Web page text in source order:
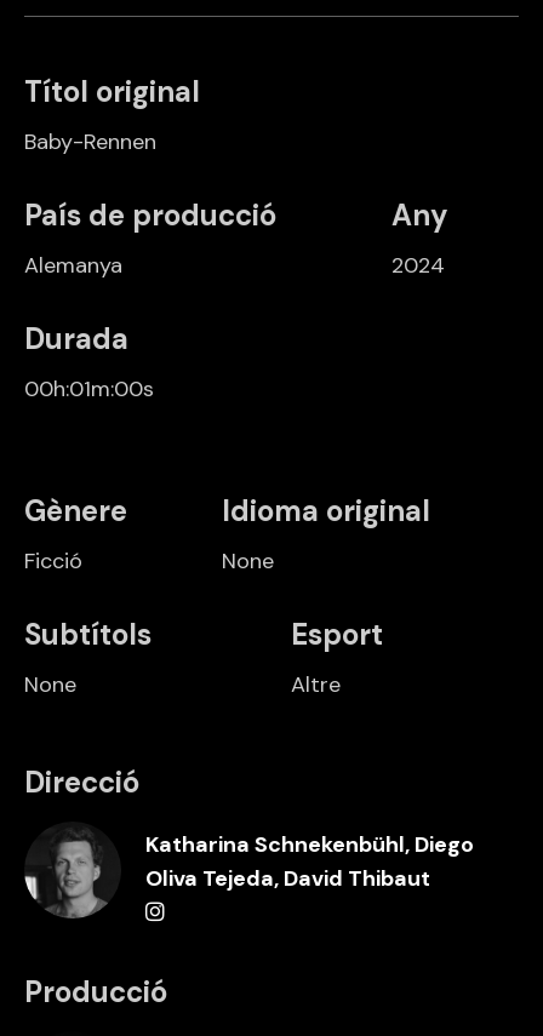
Títol original
Baby-Rennen
País de producció
Alemanya
Any
2024
Durada
00h:01m:00s
Gènere
Ficció
Idioma original
None
Subtítols
None
Esport
Altre
Direcció
Katharina Schnekenbühl, Diego
Oliva Tejeda, David Thibaut
Producció